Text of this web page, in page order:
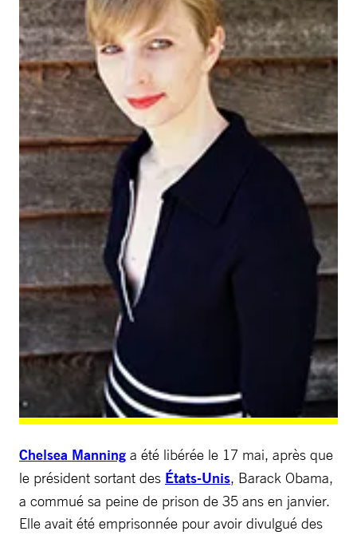
Chelsea Manning a été libérée le 17 mai, après que
le président sortant des États-Unis, Barack Obama,
a commué sa peine de prison de 35 ans en janvier.
Elle avait été emprisonnée pour avoir divulgué des